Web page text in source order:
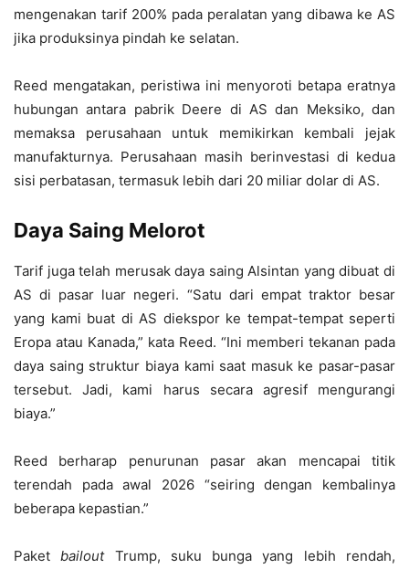
mengenakan tarif 200% pada peralatan yang dibawa ke AS
jika produksinya pindah ke selatan.
Reed mengatakan, peristiwa ini menyoroti betapa eratnya
hubungan antara pabrik Deere di AS dan Meksiko, dan
memaksa perusahaan untuk memikirkan kembali jejak
manufakturnya. Perusahaan masih berinvestasi di kedua
sisi perbatasan, termasuk lebih dari 20 miliar dolar di AS.
Daya Saing Melorot
Tarif juga telah merusak daya saing Alsintan yang dibuat di
AS di pasar luar negeri. “Satu dari empat traktor besar
yang kami buat di AS diekspor ke tempat-tempat seperti
Eropa atau Kanada,” kata Reed. “Ini memberi tekanan pada
daya saing struktur biaya kami saat masuk ke pasar-pasar
tersebut. Jadi, kami harus secara agresif mengurangi
biaya.”
Reed berharap penurunan pasar akan mencapai titik
terendah pada awal 2026 “seiring dengan kembalinya
beberapa kepastian.”
PaketbailoutTrump, suku bunga yang lebih rendah,